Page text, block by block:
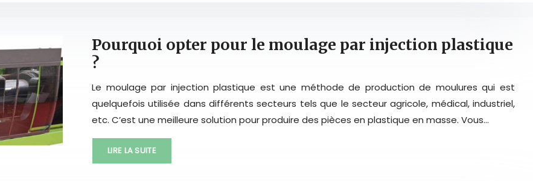
Pourquoi opter pour le moulage par injection plastique
?
Le moulage par injection plastique est une méthode de production de moulures qui est
quelquefois utilisée dans différents secteurs tels que le secteur agricole, médical, industriel,
etc. C’est une meilleure solution pour produire des pièces en plastique en masse. Vous…
LIRE LA SUITE